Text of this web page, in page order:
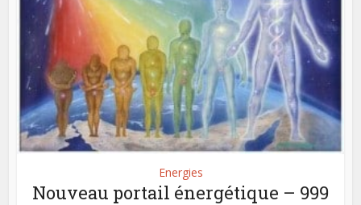
Energies
Nouveau portail énergétique – 999